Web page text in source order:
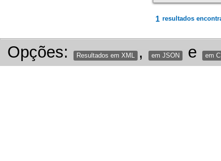
1 resultados
Opções: Resultados em XML , em JSON e em